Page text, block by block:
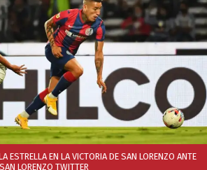
ESTRELLA EN LA VICTORIA DE SAN LORENZO ANTE
LORENZO TWITTER